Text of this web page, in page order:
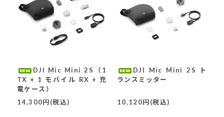
DJI Mic Mini 2S（1
TX + 1 モバイル RX + 充
電ケース）
14,300円(税込)
DJI Mic Mini 2S ト
ランスミッター
10,120円(税込)